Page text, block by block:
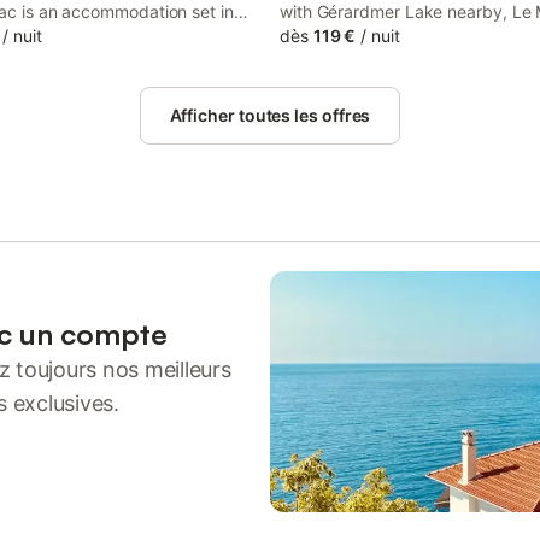
is an accommodation set in
40 km from Epinal Train
offers access to a balcony
/ nuit
with Gérardmer Lake nearby, Le
Lac 3 étoiles - 200 m du lac - 50
free WiFi and free private parking.
dès 119 € / nuit
Afficher toutes les offres
un compte
toujours nos meilleurs
exclusives.